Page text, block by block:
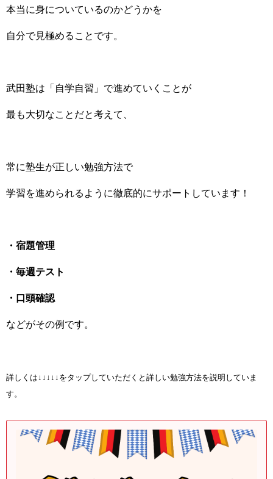
本当に身についているのかどうかを
自分で見極めることです。
武田塾は「自学自習」で進めていくことが
最も大切なことだと考えて、
常に塾生が正しい勉強方法で
学習を進められるように徹底的にサポートしています！
・宿題管理
・毎週テスト
・口頭確認
などがその例です。
詳しくは↓↓↓↓↓をタップしていただくと詳しい勉強方法を説明していま
す。